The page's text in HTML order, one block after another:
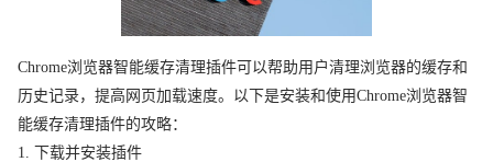
Chrome浏览器智能缓存清理插件可以帮助用户清理浏览器的缓存和
历史记录，提高网页加载速度。以下是安装和使用Chrome浏览器智
能缓存清理插件的攻略：
1. 下载并安装插件